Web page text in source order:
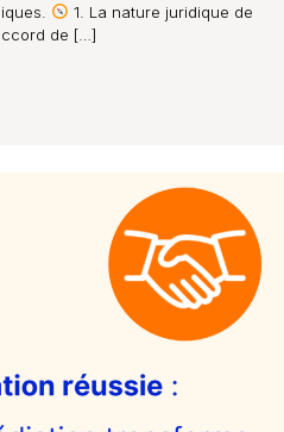
1. La nature juridique de
de […]